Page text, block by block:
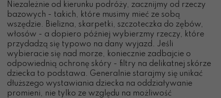
Niezależnie od kierunku podróży, zacznijmy od rzeczy
bazowych - takich, które musimy mieć ze sobą
wszędzie. Bielizna, skarpetki, szczoteczka do zębów,
włosów - a dopiero później wybierzmy rzeczy, które
przydadzą się typowo na dany wyjazd. Jeśli
wybieracie się nad morze, koniecznie zadbajcie o
odpowiednią ochronę skóry - filtry na delikatnej skórze
dziecka to podstawa. Generalnie starajmy się unikać
dłuższego wystawiania dziecka na oddziaływanie
promieni, nie tylko ze względu na możliwość